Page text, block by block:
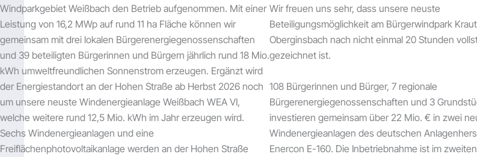
Windparkgebiet Weißbach den Betrieb aufgenommen. Mit einer
Leistung von 16,2 MWp auf rund 11 ha Fläche können wir
gemeinsam mit drei lokalen Bürgerenergiegenossenschaften
und 39 beteiligten Bürgerinnen und Bürgern jährlich rund 18 Mio.
kWh umweltfreundlichen Sonnenstrom erzeugen. Ergänzt wird
der Energiestandort an der Hohen Straße ab Herbst 2026 noch
um unsere neuste Windenergieanlage Weißbach WEA VI,
welche weitere rund 12,5 Mio. kWh im Jahr erzeugen wird.
Sechs Windenergieanlagen und eine
Freiflächenphotovoltaikanlage werden an der Hohen Straße
Wir freuen uns sehr, dass unsere neuste
Beteiligungsmöglichkeit am Bürgerwindpark
Oberginsbach nach nicht einmal 20 Stunden
gezeichnet ist.
108 Bürgerinnen und Bürger, 7 regionale
Bürgerenergiegenossenschaften und 3
investieren gemeinsam über 22 Mio. € in zwei
Windenergieanlagen des deutschen
Enercon E-160. Die Inbetriebnahme ist im